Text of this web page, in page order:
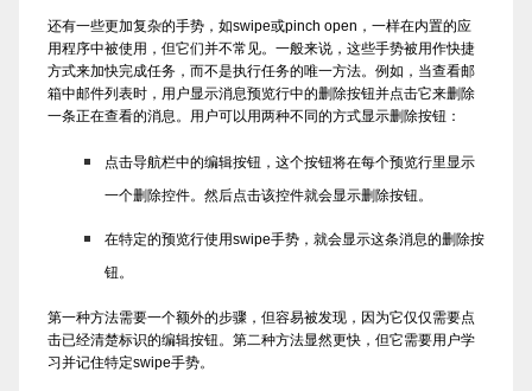
还有一些更加复杂的手势，如swipe或pinch open，一样在内置的应
用程序中被使用，但它们并不常见。一般来说，这些手势被用作快捷
方式来加快完成任务，而不是执行任务的唯一方法。例如，当查看邮
箱中邮件列表时，用户显示消息预览行中的删除按钮并点击它来删除
一条正在查看的消息。用户可以用两种不同的方式显示删除按钮：
点击导航栏中的编辑按钮，这个按钮将在每个预览行里显示
一个删除控件。然后点击该控件就会显示删除按钮。
在特定的预览行使用swipe手势，就会显示这条消息的删除按
钮。
第一种方法需要一个额外的步骤，但容易被发现，因为它仅仅需要点
击已经清楚标识的编辑按钮。第二种方法显然更快，但它需要用户学
习并记住特定swipe手势。